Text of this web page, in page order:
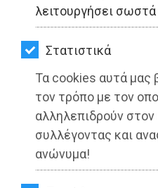
λειτουργήσει
Στατιστικά
Τα cookies αυτά μας
τον τρόπο με τον
αλληλεπιδρούν
συλλέγοντας και
ανώνυμα!
ΥΓΕΙΑ
LIFESTYLE
ΤΑΞΙΔΙΑ
ΕΞΟΔΟΣ
ΠΕΡΙΒΑΛΛΟΝ
ΚΑΤΟΙΚΙΔΙΟ
Με ομόφωνη
Ραφήνας-
ανεξέλεγκτη
από τις πτήσεις